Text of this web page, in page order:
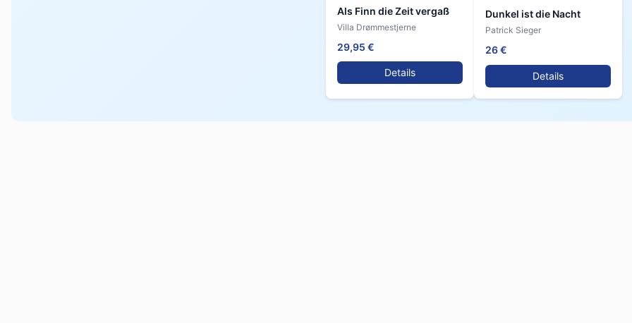
Als Finn die Zeit vergaß
Villa Drømmestjerne
29,95 €
Details
Dunkel ist die Nacht
Patrick Sieger
26 €
Details